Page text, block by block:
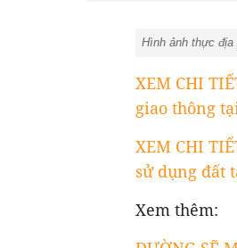
Hình ảnh thực địa
XEM CHI
giao thông
XEM CHI
sử dụng đất
Xem thêm: